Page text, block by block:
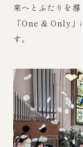
来へとふたりを導
「One & Only」
す。